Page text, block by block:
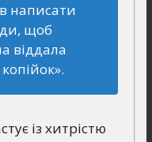
написати
щоб
віддала
із хитрістю